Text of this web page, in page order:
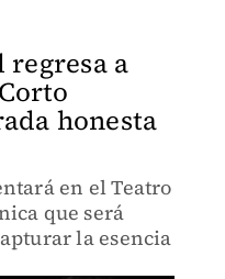
regresa a
honesta
en el Teatro
que será
la esencia